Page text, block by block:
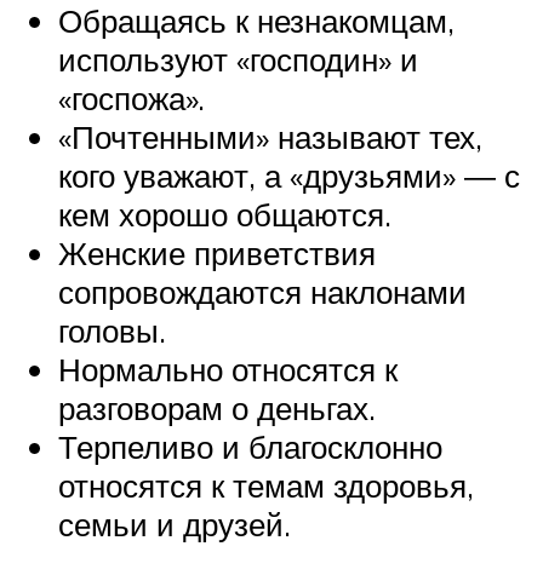
Обращаясь к незнакомцам,
используют «господин» и
«госпожа».
«Почтенными» называют тех,
кого уважают, а «друзьями» ― с
кем хорошо общаются.
Женские приветствия
сопровождаются наклонами
головы.
Нормально относятся к
разговорам о деньгах.
Терпеливо и благосклонно
относятся к темам здоровья,
семьи и друзей.